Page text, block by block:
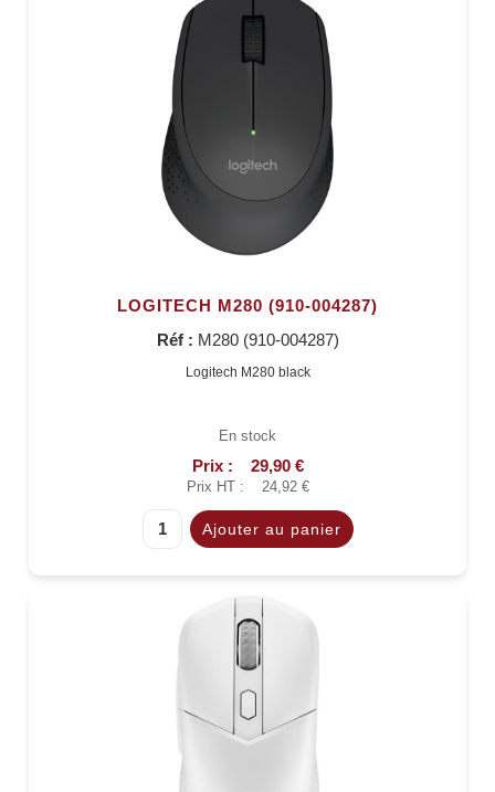
LOGITECH M280 (910-004287)
Réf : M280 (910-004287)
Logitech M280 black
En stock
Prix : 29,90 €
Prix HT : 24,92 €